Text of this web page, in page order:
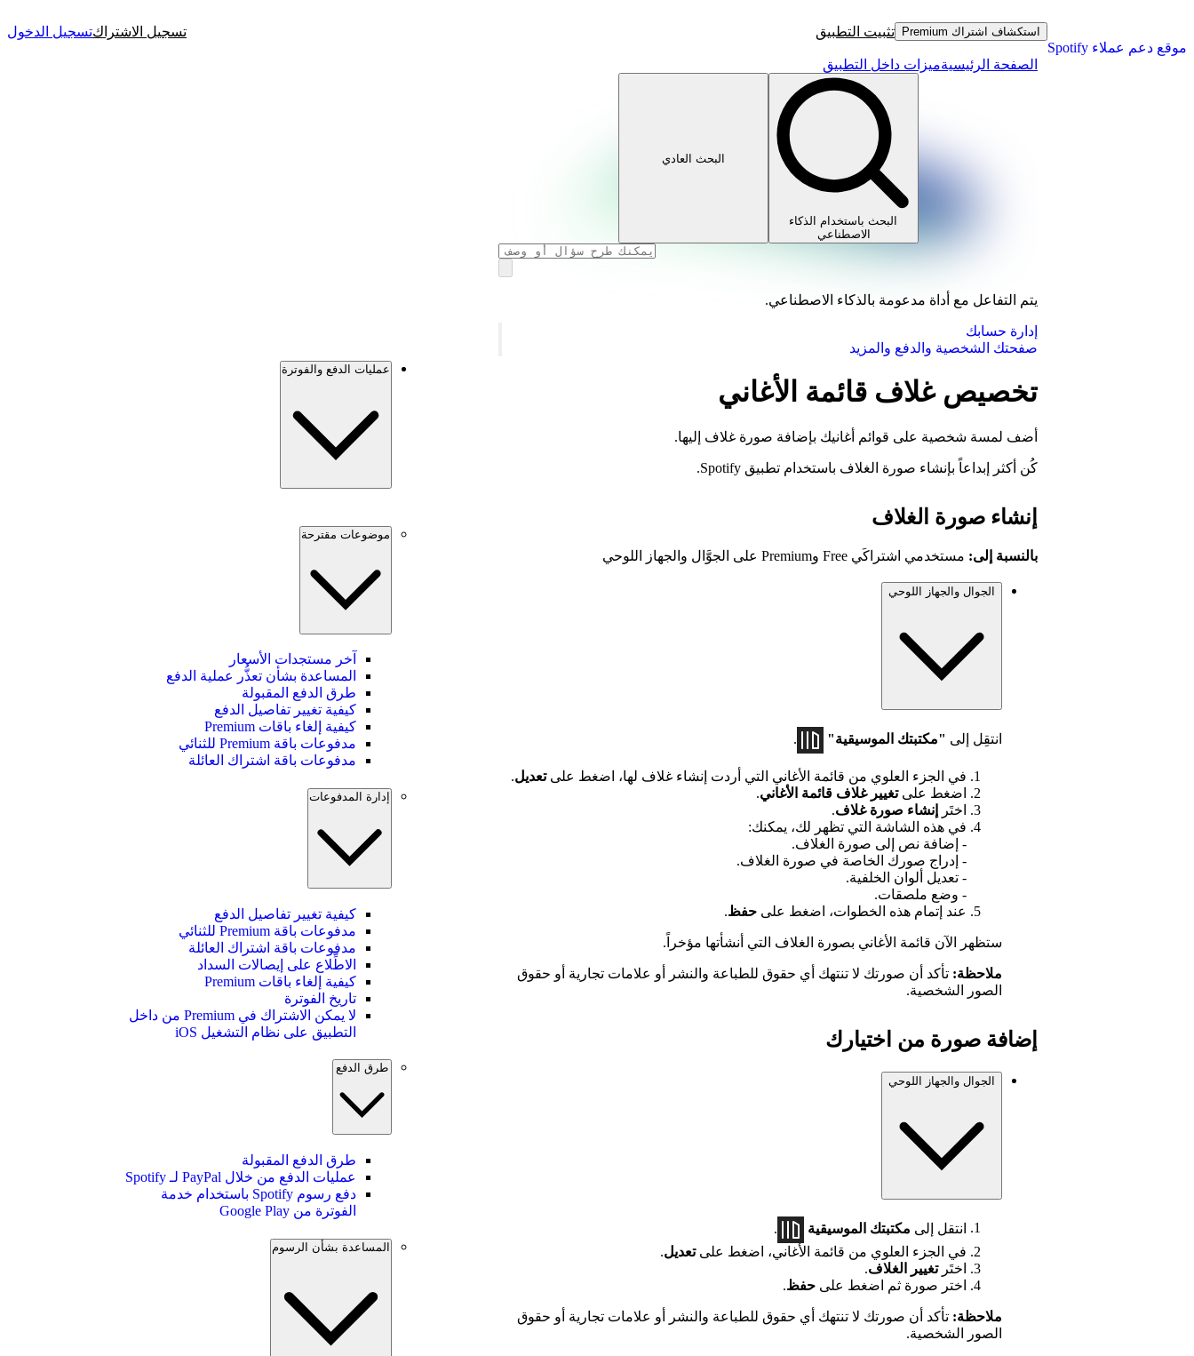
موقع دعم عملاء Spotify
استكشاف اشتراك Premium تثبيت التطبيق تسجيل الاشتراكتسجيل الدخول
الصفحة الرئيسيةميزات داخل التطبيق
البحث باستخدام الذكاء
الاصطناعي
البحث العادي
يتم التفاعل مع أداة مدعومة بالذكاء الاصطناعي.
إدارة حسابك
صفحتك الشخصية والدفع والمزيد
تخصيص غلاف قائمة الأغاني
أضف لمسة شخصية على قوائم أغانيك بإضافة صورة غلاف إليها.
كُن أكثر إبداعاً بإنشاء صورة الغلاف باستخدام تطبيق Spotify.
إنشاء صورة الغلاف
بالنسبة إلى: مستخدمي اشتراكَي Free وPremium على الجوَّال والجهاز اللوحي
الجوال والجهاز اللوحي
انتقِل إلى "مكتبتك الموسيقية" .
في الجزء العلوي من قائمة الأغاني التي أردت إنشاء غلاف لها، اضغط علىتعديل.
اضغط علىتغيير غلاف قائمة الأغاني.
اختَر
إنشاء صورة غلاف.
في هذه الشاشة التي تظهر لك، يمكنك:
- إضافة نص إلى صورة الغلاف.
- إدراج صورك الخاصة في صورة الغلاف.
- تعديل ألوان الخلفية.
- وضع ملصقات.
عند إتمام هذه الخطوات، اضغط على حفظ.
ستظهر الآن قائمة الأغاني بصورة الغلاف التي أنشأتها مؤخراً.
ملاحظة: تأكد أن صورتك لا تنتهك أي حقوق للطباعة والنشر أو علامات تجارية أو حقوق
الصور الشخصية.
إضافة صورة من اختيارك
الجوال والجهاز اللوحي
انتقل إلى مكتبتك الموسيقية
في الجزء العلوي من قائمة الأغاني، اضغط علىتعديل.
اختَرتغيير الغلاف.
اختر صورة ثم اضغط على حفظ.
ملاحظة: تأكد أن صورتك لا تنتهك أي حقوق للطباعة والنشر أو علامات تجارية أو حقوق
الصور الشخصية.
عمليات الدفع والفوترة
موضوعات مقترحة
آخر مستجدات الأسعار
المساعدة بشأن تعذُّر عملية الدفع
طرق الدفع المقبولة
كيفية تغيير تفاصيل الدفع
كيفية إلغاء باقات Premium
مدفوعات باقة Premium للثنائي
مدفوعات باقة اشتراك العائلة
إدارة المدفوعات
كيفية تغيير تفاصيل الدفع
مدفوعات باقة Premium للثنائي
مدفوعات باقة اشتراك العائلة
الاطِّلاع على إيصالات السداد
كيفية إلغاء باقات Premium
تاريخ الفوترة
لا يمكن الاشتراك في Premium من داخل
التطبيق على نظام التشغيل iOS
طرق الدفع
طرق الدفع المقبولة
عمليات الدفع من خلال PayPal لـ Spotify
دفع رسوم Spotify باستخدام خدمة
الفوترة من Google Play
المساعدة بشأن الرسوم